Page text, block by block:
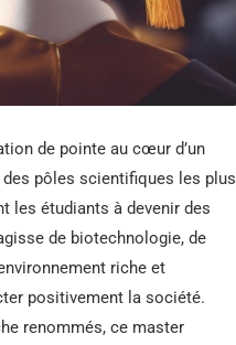
de pointe au cœur d’un
des pôles scientifiques les plus
les étudiants à devenir des
de biotechnologie, de
riche et
positivement la société.
renommés, ce master